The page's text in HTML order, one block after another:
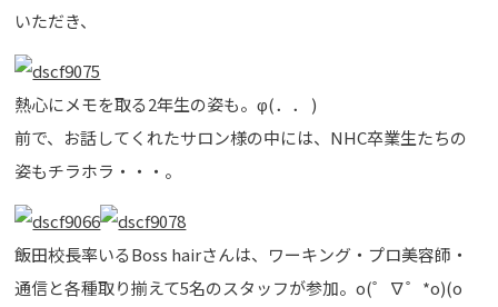
いただき、
熱心にメモを取る2年生の姿も。φ(．． )
前で、お話してくれたサロン様の中には、NHC卒業生たちの
姿もチラホラ・・・。
飯田校長率いるBoss hairさんは、ワーキング・プロ美容師・
通信と各種取り揃えて5名のスタッフが参加。o(゜∇゜*o)(o